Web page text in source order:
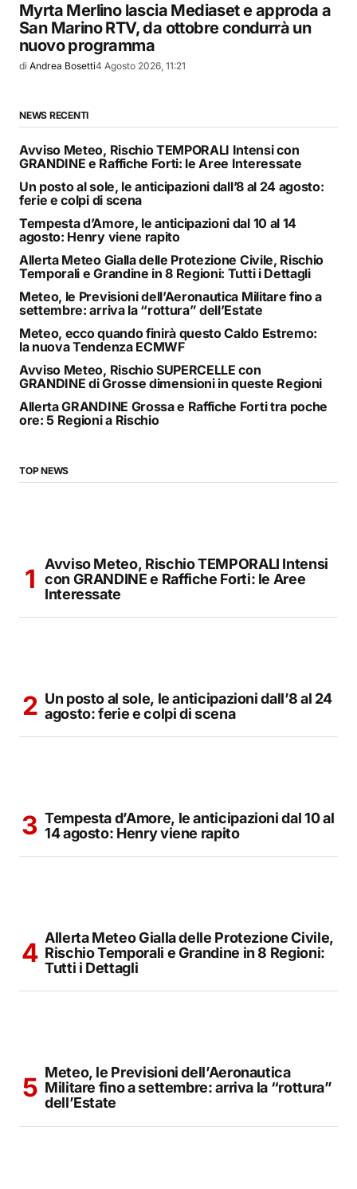
Myrta Merlino lascia Mediaset e approda a
San Marino RTV, da ottobre condurrà un
nuovo programma
di Andrea Bosetti4 Agosto 2026, 11:21
NEWS RECENTI
Avviso Meteo, Rischio TEMPORALI Intensi con
GRANDINE e Raffiche Forti: le Aree Interessate
Un posto al sole, le anticipazioni dall’8 al 24 agosto:
ferie e colpi di scena
Tempesta d’Amore, le anticipazioni dal 10 al 14
agosto: Henry viene rapito
Allerta Meteo Gialla delle Protezione Civile, Rischio
Temporali e Grandine in 8 Regioni: Tutti i Dettagli
Meteo, le Previsioni dell’Aeronautica Militare fino a
settembre: arriva la “rottura” dell’Estate
Meteo, ecco quando finirà questo Caldo Estremo:
la nuova Tendenza ECMWF
Avviso Meteo, Rischio SUPERCELLE con
GRANDINE di Grosse dimensioni in queste Regioni
Allerta GRANDINE Grossa e Raffiche Forti tra poche
ore: 5 Regioni a Rischio
TOP NEWS
Avviso Meteo, Rischio TEMPORALI Intensi
con GRANDINE e Raffiche Forti: le Aree
Interessate
Un posto al sole, le anticipazioni dall’8 al 24
agosto: ferie e colpi di scena
Tempesta d’Amore, le anticipazioni dal 10 al
14 agosto: Henry viene rapito
Allerta Meteo Gialla delle Protezione Civile,
Rischio Temporali e Grandine in 8 Regioni:
Tutti i Dettagli
Meteo, le Previsioni dell’Aeronautica
Militare fino a settembre: arriva la “rottura”
dell’Estate